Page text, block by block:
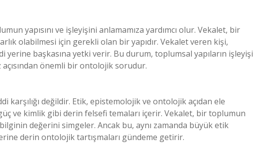
yapısını ve işleyişini anlamamıza yardımcı olur. Vekalet, bir
olabilmesi için gerekli olan bir yapıdır. Vekalet veren kişi,
başkasına yetki verir. Bu durum, toplumsal yapıların işleyişi
önemli bir ontolojik sorudur.
karşılığı değildir. Etik, epistemolojik ve ontolojik açıdan ele
ve kimlik gibi derin felsefi temaları içerir. Vekalet, bir toplumun
değerini simgeler. Ancak bu, aynı zamanda büyük etik
derin ontolojik tartışmaları gündeme getirir.